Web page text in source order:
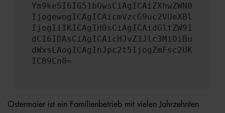
Ym9keSI6IG51bGwsCiAgICAiZXhwZWN0
IjogewogICAgICAicmVzcG9uc2VUeXBl
IjogIiIKICAgIH0sCiAgICAidGltZW91
dCI6IDAsCiAgICAicHJvZ3Jlc3MiOiBu
dWxsLAogICAgInJpc2t5IjogZmFsc2UK
ICB9Cn0=
Ostermaier ist ein Familienbetrieb mit vielen Jahrzehnten